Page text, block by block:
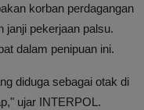
korban perdagangan
janji pekerjaan palsu.
dalam penipuan ini.
diduga sebagai otak di
ujar INTERPOL.